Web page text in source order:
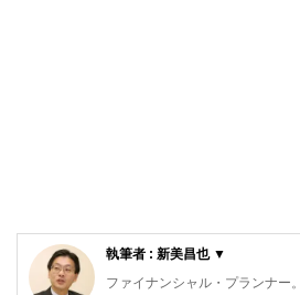
執筆者 : 新美昌也 ▼
ファイナンシャル・プランナー。